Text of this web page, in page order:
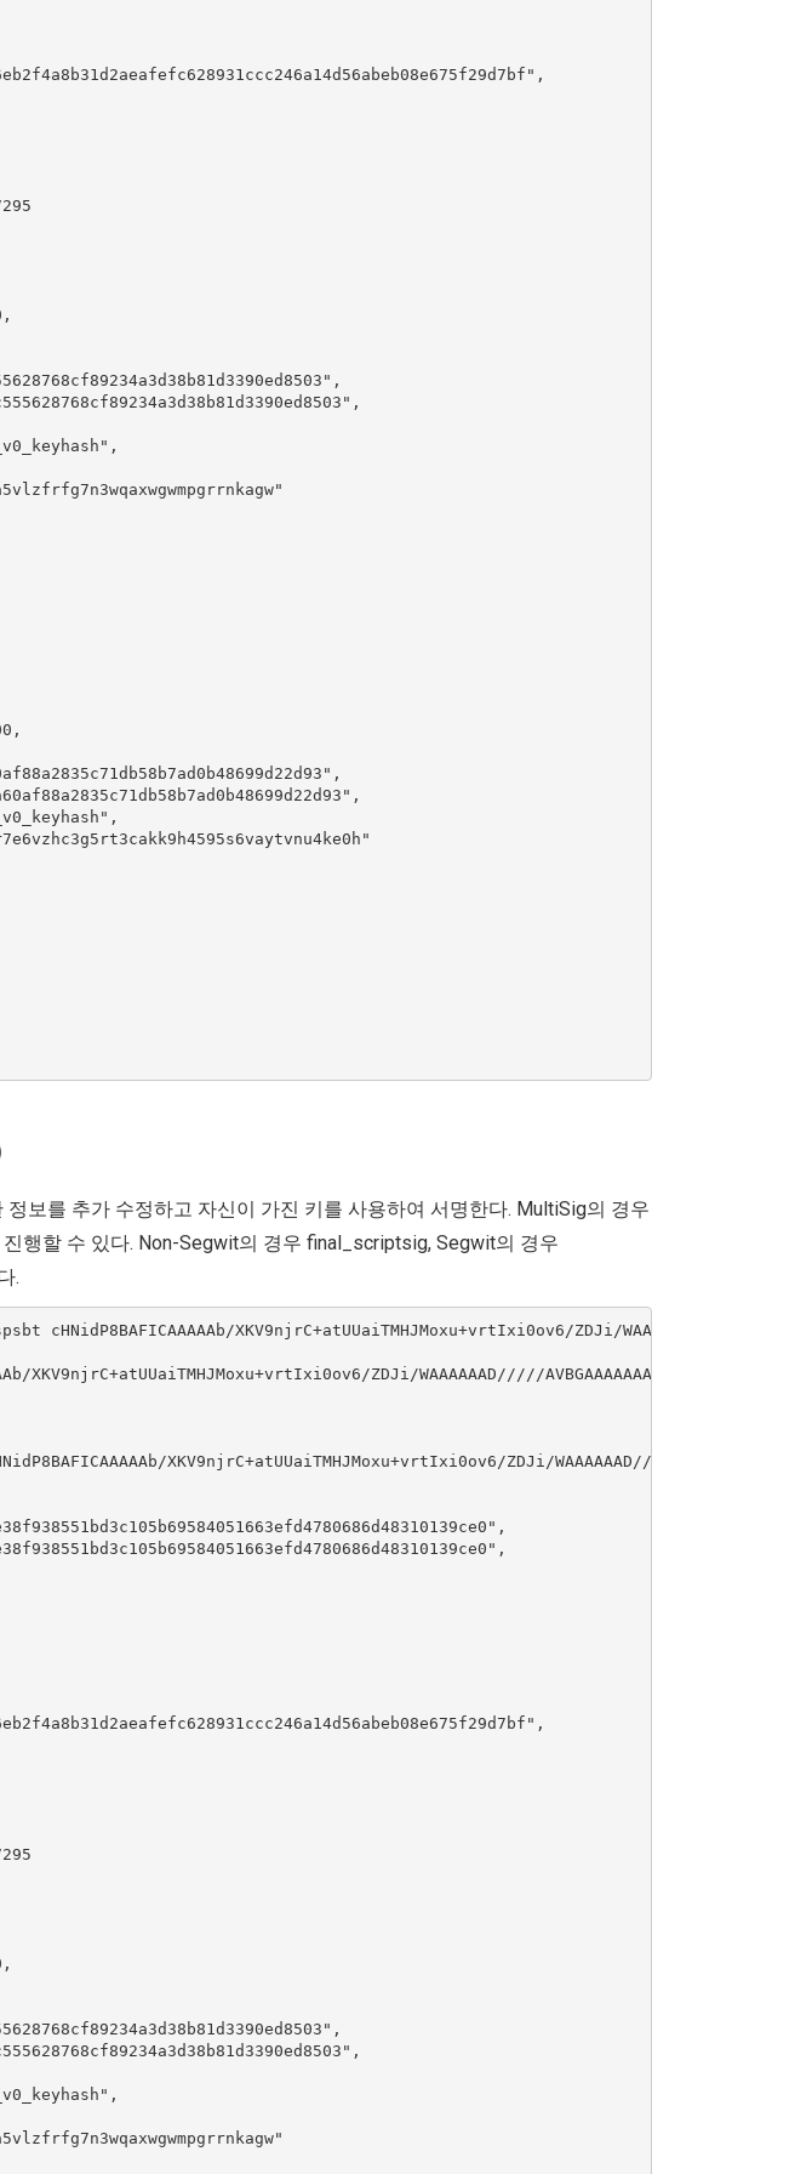
보를 추가 수정하고 자신이 가진 키를 사용하여 서명한다. MultiSig의 경우
행할 수 있다. Non-Segwit의 경우 final_scriptsig, Segwit의 경우
.
cHNidP8BAFICAAAAAb/XKV9njrC+atUUaiTMHJMoxu+vrtIxi0ov6/ZDJi/WAAAAAAD/////
XKV9njrC+atUUaiTMHJMoxu+vrtIxi0ov6/ZDJi/WAAAAAAD/////AVBGAAAAAAAAFgAUB/
XKV9njrC+atUUaiTMHJMoxu+vrtIxi0ov6/ZDJi/WAAAAAAD/////